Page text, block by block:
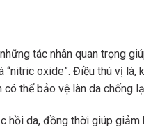
tác nhân quan trọng
“nitric oxide”. Điều thú vị
thể bảo vệ làn da chống
hồi da, đồng thời giúp